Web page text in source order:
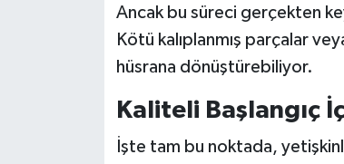
Ancak bu süreci gerçekten
Kötü kalıplanmış parçalar
hüsrana dönüştürebiliyor.
Kaliteli Başlangıç
İşte tam bu noktada,